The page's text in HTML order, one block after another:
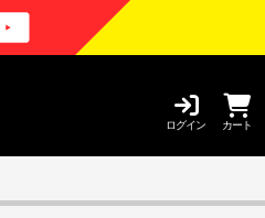
ログイン カート